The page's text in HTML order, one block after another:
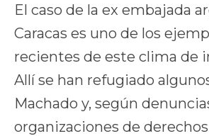
El caso de la ex embajada
Caracas es uno de los
recientes de este clima de
Allí se han refugiado
Machado y, según
organizaciones de